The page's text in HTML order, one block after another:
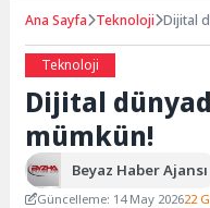
Ana Sayfa Teknoloji Dijital
Teknoloji
Dijital
mümkün!
Beyaz Haber Ajansı
Güncelleme: 14 May 202622